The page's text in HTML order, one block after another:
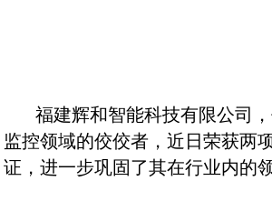
福建辉和智能科技有限公司，
监控领域的佼佼者，近日荣获两
证，进一步巩固了其在行业内的